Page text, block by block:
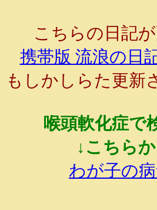
こちらの日記
携帯版 流浪の日
もしかしらた更新
喉頭軟化症で
↓こちら
わが子の